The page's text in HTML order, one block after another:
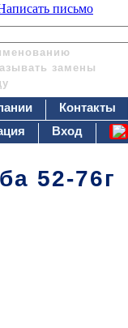
замены
Контакты
Вход
52-76г